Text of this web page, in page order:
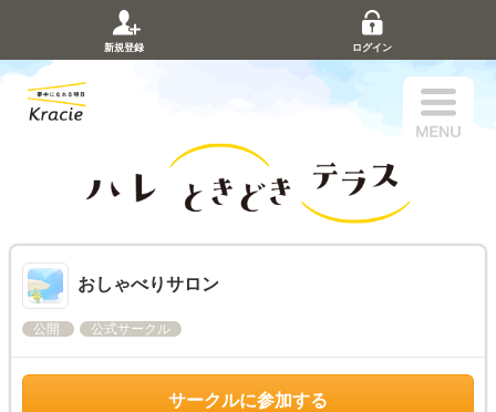
新規登録 ログイン
おしゃべりサロン
公開 公式サークル
サークルに参加する